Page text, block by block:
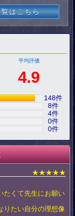
はこちら
平均評価
4.9
148件
8件
4件
0件
0件
★★★★★
たくて先生にお願い
りたい自分の理想像